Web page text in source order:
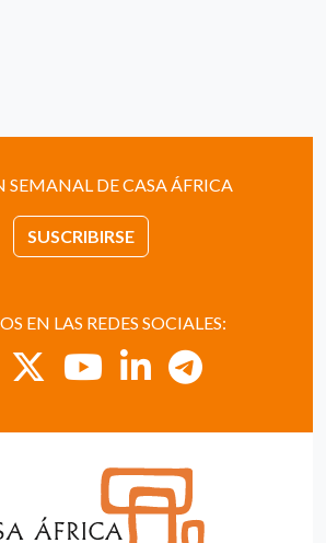
SEMANAL DE CASA ÁFRICA
SUSCRIBIRSE
EN LAS REDES SOCIALES: